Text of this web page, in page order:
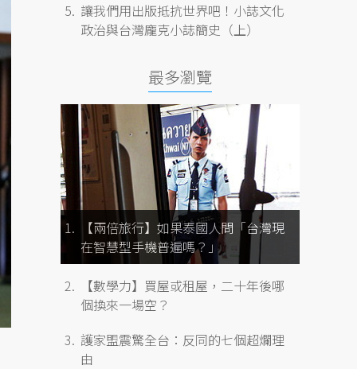
讓我們用出版抵抗世界吧！小誌文化
政治與台灣龐克小誌簡史（上）
最多瀏覽
【兩倍旅行】如果泰國人問「台灣現
在智慧型手機普遍嗎？」
【數學力】買屋或租屋，二十年後哪
個換來一場空？
護家盟震驚全台：反同的七個超爛理
由